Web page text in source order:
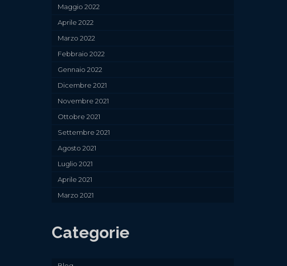
Maggio 2022
Aprile 2022
Marzo 2022
Febbraio 2022
Gennaio 2022
Dicembre 2021
Novembre 2021
Ottobre 2021
Settembre 2021
Agosto 2021
Luglio 2021
Aprile 2021
Marzo 2021
Categorie